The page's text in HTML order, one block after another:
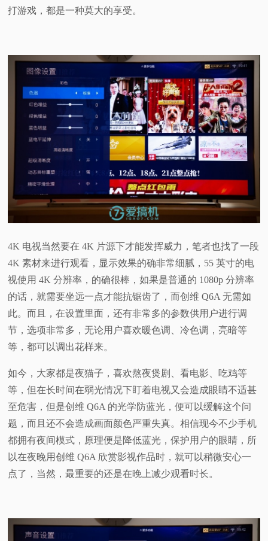
打游戏，都是一种莫大的享受。
4K 电视当然要在 4K 片源下才能发挥威力，笔者也找了一段
4K 素材来进行观看，显示效果的确非常细腻，55 英寸的电
视使用 4K 分辨率，的确很棒，如果是普通的 1080p 分辨率
的话，就需要坐远一点才能抗锯齿了，而创维 Q6A 无需如
此。而且，在设置里面，还有非常多的参数供用户进行调
节，选项非常多，无论用户喜欢暖色调、冷色调，亮暗等
等，都可以调出花样来。
如今，大家都是夜猫子，喜欢熬夜煲剧、看电影、吃鸡等
等，但在长时间在弱光情况下盯着电视又会造成眼睛不适甚
至危害，但是创维 Q6A 的光学防蓝光，便可以缓解这个问
题，而且还不会造成画面颜色严重失真。相信现今不少手机
都拥有夜间模式，原理便是降低蓝光，保护用户的眼睛，所
以在夜晚用创维 Q6A 欣赏影视作品时，就可以稍微安心一
点了，当然，最重要的还是在晚上减少观看时长。